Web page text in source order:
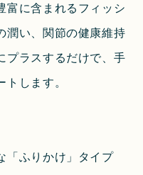
富に含まれるフィッシ
潤い、関節の健康維持
プラスするだけで、手
します。
「ふりかけ」タイプ